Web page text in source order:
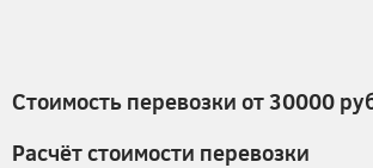
Стоимость перевозки от 30000
Расчёт стоимости перевозки